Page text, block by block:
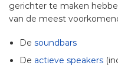
gerichter te maken
van de meest
Desoundbars
De actieve speakers